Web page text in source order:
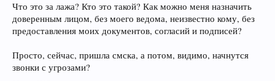
Что это за лажа? Кто это такой? Как можно меня назначить
доверенным лицом, без моего ведома, неизвестно кому, без
предоставления моих документов, согласий и подписей?
Просто, сейчас, пришла смска, а потом, видимо, начнутся
звонки с угрозами?